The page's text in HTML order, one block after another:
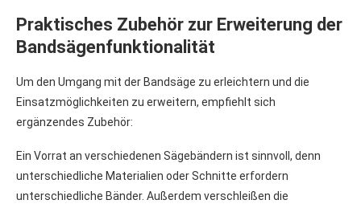
Praktisches Zubehör zur Erweiterung der
Bandsägenfunktionalität
Um den Umgang mit der Bandsäge zu erleichtern und die
Einsatzmöglichkeiten zu erweitern, empfiehlt sich
ergänzendes Zubehör:
Ein Vorrat an verschiedenen Sägebändern ist sinnvoll, denn
unterschiedliche Materialien oder Schnitte erfordern
unterschiedliche Bänder. Außerdem verschleißen die